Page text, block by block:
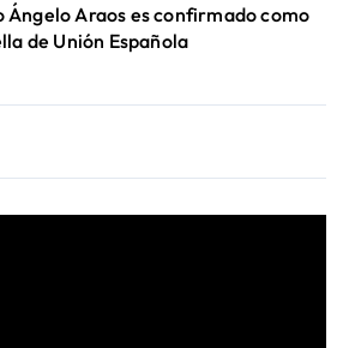
Araos es confirmado como
de Unión Española